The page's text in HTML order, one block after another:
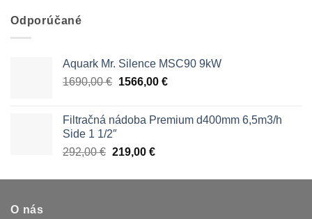
Odporúčané
Aquark Mr. Silence MSC90 9kW
1690,00€ Pôvodná
1690,00 €.
1566,00 €Aktuálna
1566,00 €.
Filtračná nádoba Premium d400mm 6,5m3/h
Side 1 1/2″
292,00€ Pôvodná
bola:
219,00 €Aktuálna
je:
O nás